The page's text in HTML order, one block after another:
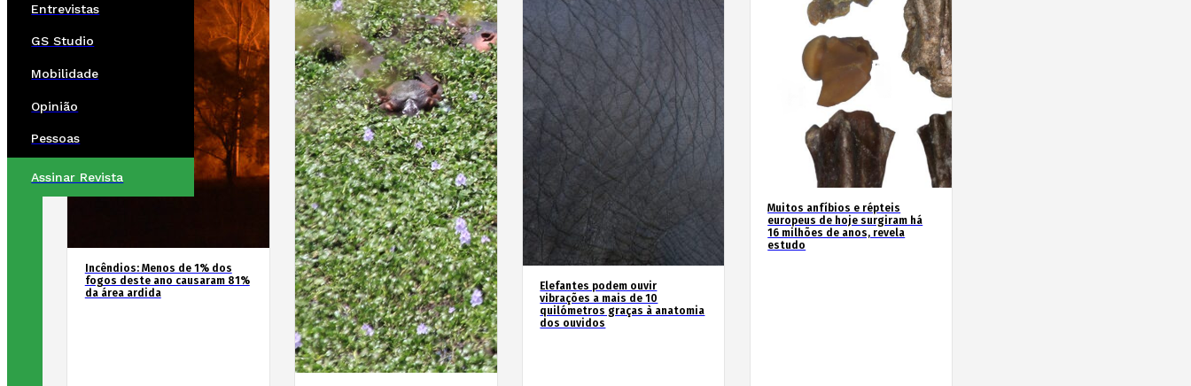
Entrevistas
GS Studio
Mobilidade
Opinião
Pessoas
Assinar Revista
Incêndios: Menos de 1% dos
fogos deste ano causaram 81%
da área ardida
Elefantes podem ouvir
vibrações a mais de 10
quilómetros graças à anatomia
dos ouvidos
Muitos anfíbios e répteis
europeus de hoje surgiram há
16 milhões de anos, revela
estudo